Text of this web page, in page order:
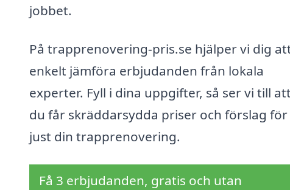
jobbet.
På trapprenovering-pris.se hjälper vi dig
enkelt jämföra erbjudanden från lokala
experter. Fyll i dina uppgifter, så ser vi till att
du får skräddarsydda priser och förslag för
just din trapprenovering.
Få 3 erbjudanden, gratis och utan